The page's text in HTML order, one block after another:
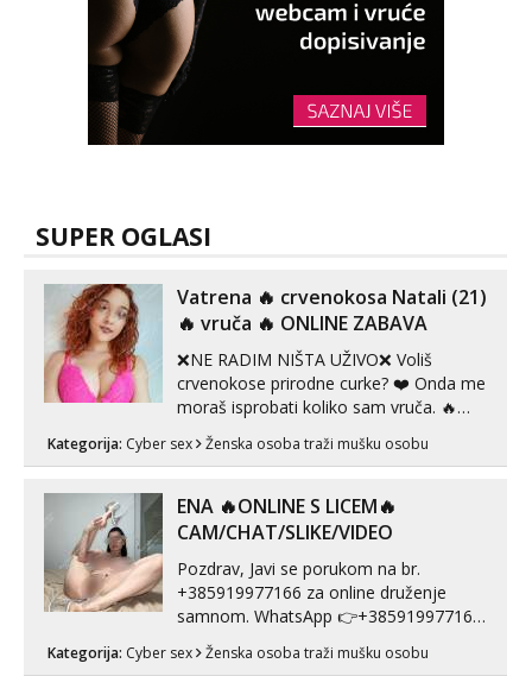
SUPER OGLASI
Vatrena ‎️‍🔥 crvenokosa Natali (21)
‎️‍🔥 vruča‎ ️‍🔥 ONLINE ZABAVA
❌NE RADIM NIŠTA UŽIVO❌ Voliš
crvenokose prirodne curke? ❤️ Onda me
moraš isprobati koliko sam vruča.‎ ️‍🔥
MLADA vražica koja ima 100%
prorodne grudi, 💦 Misli su mi uvijek
U mojoj raznolikoj ponudi možeš
pranaći nešto po svojoj mjeri. Sexi videa
Kategorija: Cyber sex Ženska osoba traži mušku osobu
ENA 🔥ONLINE S LICEM🔥
CAM/CHAT/SLIKE/VIDEO
Pozdrav, Javi se porukom na br.
+385919977166 za online druženje
samnom. WhatsApp 👉+385919977166
Telegram 👉@enafriedrichkis Radim
videopozive s licem, solo i s partnerom,
Kategorija: Cyber sex Ženska osoba traži mušku osobu